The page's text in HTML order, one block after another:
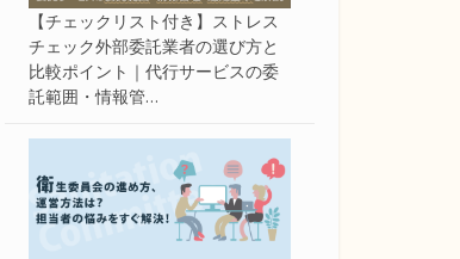
【チェックリスト付き】ストレス
チェック外部委託業者の選び方と
比較ポイント｜代行サービスの委
託範囲・情報管…